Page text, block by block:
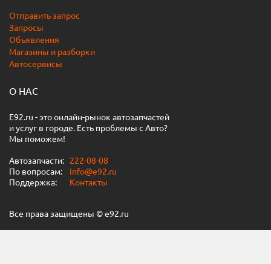
Отправить запрос
Запросы
Объявления
Магазины и разборки
Автосервисы
О НАС
E92.ru - это онлайн-рынок автозапчастей
и услуг в городе. Есть проблемы с Авто?
Мы поможем!
Автозапчасти:
222-08-08
По вопросам: info@e92.ru
Поддержка: Контакты
Все права защищены © e92.ru